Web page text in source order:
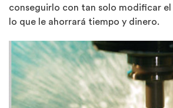
conseguirlo con tan solo modificar
lo que le ahorrará tiempo y dinero.